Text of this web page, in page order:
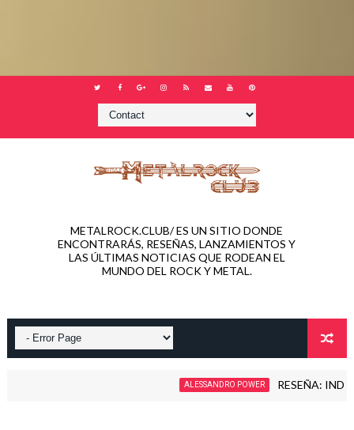
METALROCK.CLUB/ ES UN SITIO DONDE
ENCONTRARÁS, RESEÑAS, LANZAMIENTOS Y
LAS ÚLTIMAS NOTICIAS QUE RODEAN EL
MUNDO DEL ROCK Y METAL.
ALESSANDRO POWER RESEÑA: